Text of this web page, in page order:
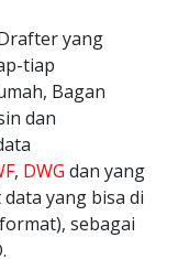
yang
tiap
Bagan
dan
, DWG dan yang
yang bisa di
sebagai